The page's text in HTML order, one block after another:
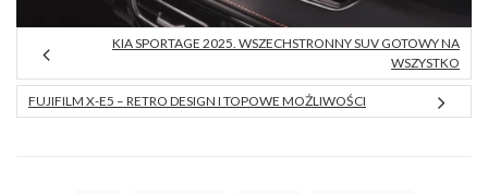
KIA SPORTAGE 2025. WSZECHSTRONNY SUV GOTOWY NA
WSZYSTKO
FUJIFILM X-E5 – RETRO DESIGN I TOPOWE MOŻLIWOŚCI